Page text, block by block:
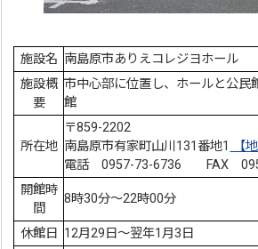
施設名 南島原市ありえコレジヨホール
施設概
要
市中心部に位置し、ホールと公民
館
所在地
〒859-2202
南島原市有家町山川131番地1
【
電話 0957-73-6736 FAX
開館時
間
8時30分～22時00分
休館日
12月29日～翌年1月3日